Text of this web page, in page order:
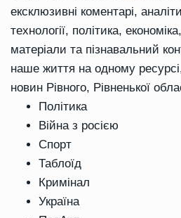
ексклюзивні коментарі,
технології, політика,
матеріали та пізнавальний
наше життя на одному
новин Рівного, Рівненької
Політика
Війна з росією
Спорт
Таблоїд
Кримінал
Україна